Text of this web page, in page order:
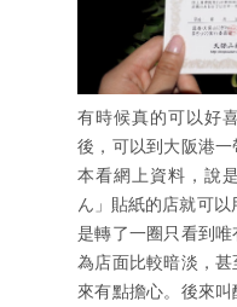
有時候真的可以好
後，可以到大阪港
本看網上資料，說
ん」貼紙的店就可
是轉了一圈只看到唯
為店面比較暗淡，
來有點擔心。後來